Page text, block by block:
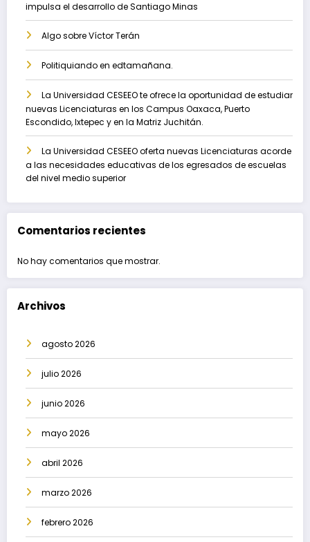
impulsa el desarrollo de Santiago Minas
Algo sobre Víctor Terán
Politiquiando en edtamañana.
La Universidad CESEEO te ofrece la oportunidad de estudiar
nuevas Licenciaturas en los Campus Oaxaca, Puerto
Escondido, Ixtepec y en la Matriz Juchitán.
La Universidad CESEEO oferta nuevas Licenciaturas acorde
a las necesidades educativas de los egresados de escuelas
del nivel medio superior
Comentarios recientes
No hay comentarios que mostrar.
Archivos
agosto 2026
julio 2026
junio 2026
mayo 2026
abril 2026
marzo 2026
febrero 2026